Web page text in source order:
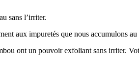
sans l’irriter.
aux impuretés que nous accumulons
ont un pouvoir exfoliant sans irriter.